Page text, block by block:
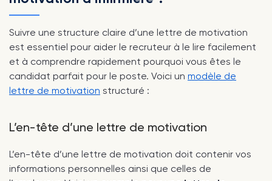
Suivre une structure claire d’une lettre de motivation
est essentiel pour aider le recruteur à le lire facilement
et à comprendre rapidement pourquoi vous êtes le
candidat parfait pour le poste. Voici un modèle de
lettre de motivation structuré :
L’en-tête d’une lettre de motivation
L’en-tête d’une lettre de motivation doit contenir vos
informations personnelles ainsi que celles de